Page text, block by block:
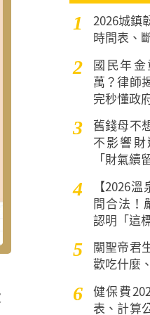
1
2026城鎮
時間表、
2
國民年
萬？律師
完秒懂政
3
舊錢母不
不影響
「財氣續
4
【2026
間合法！
認明「這
5
關聖帝君
歡吃什麼
6
健保費
表、計算